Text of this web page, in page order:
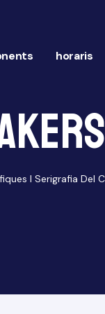
horaris
I Serigrafia